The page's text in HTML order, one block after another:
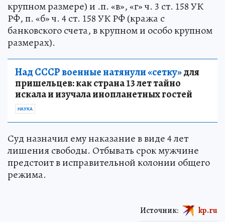
крупном размере) и .п. «в», «г» ч. 3 ст. 158 УК
РФ, п. «б» ч. 4 ст. 158 УК РФ (кража с
банковского счета, в крупном и особо крупном
размерах).
Над СССР военные натянули «сетку»для
пришельцев: как страна 13 лет тайно
искала и изучала инопланетных гостей
НАУКА
Суд назначил ему наказание в виде 4 лет
лишения свободы. Отбывать срок мужчине
предстоит в исправительной колонии общего
режима.
Источник: kp.ru